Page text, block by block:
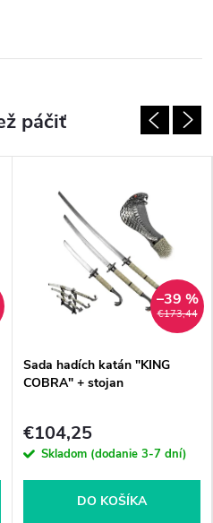
€173,44
–39 %
Sada hadích katán "KING
COBRA" + stojan
€104,25
Skladom (dodanie 3-7 dní)
DO KOŠÍKA